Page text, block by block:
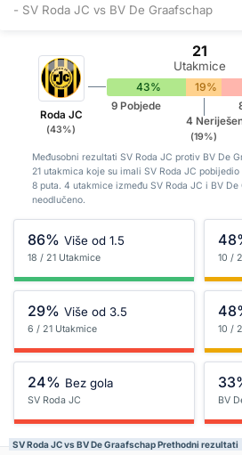
- SV Roda JC vs BV De Graafschap
Roda JC
(43%)
21
Utakmice
43% 19%
9 Pobjede
4
(19%)
Međusobni rezultati SV Roda JC protiv BV De
21 utakmica koje su imali SV Roda JC
8 puta. 4 utakmice između SV Roda JC i BV
neodlučeno.
86% Više od 1.5
18 / 21 Utakmice 10 /
29% Više od 3.5
6 / 21 Utakmice 10 /
24% Bez gola
SV Roda JC BV
SV Roda JC vs BV De Graafschap Prethodni rezultati